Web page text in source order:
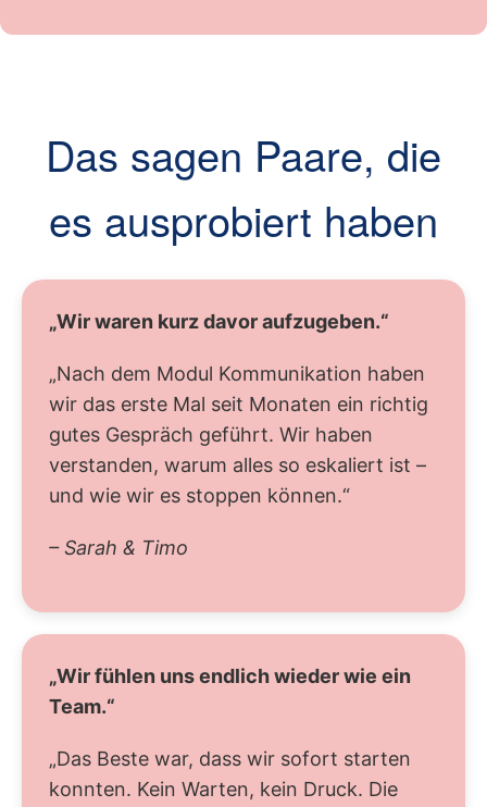
Das sagen Paare, die
es ausprobiert haben
„Wir waren kurz davor aufzugeben.“
„Nach dem Modul Kommunikation haben
wir das erste Mal seit Monaten ein richtig
gutes Gespräch geführt. Wir haben
verstanden, warum alles so eskaliert ist –
und wie wir es stoppen können.“
– Sarah & Timo
„Wir fühlen uns endlich wieder wie ein
Team.“
„Das Beste war, dass wir sofort starten
konnten. Kein Warten, kein Druck. Die